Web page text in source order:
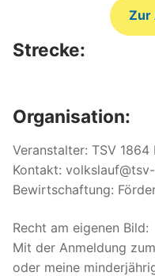
Zur
Strecke:
Organisation:
Veranstalter: TSV 1864
Kontakt:
Bewirtschaftung:
Recht am eigenen Bild:
Mit der Anmeldung
oder meine